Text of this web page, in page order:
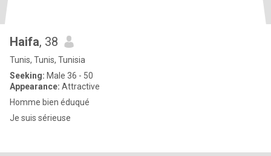
Haifa, 38
Tunis, Tunis, Tunisia
Seeking: Male 36 - 50
Appearance: Attractive
Homme bien éduqué
Je suis sérieuse